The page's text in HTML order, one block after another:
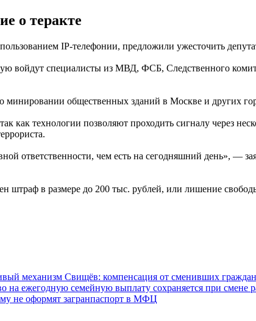
о теракте
IP-телефонии, предложили ужесточить
войдут специалисты из МВД, ФСБ, Следственного
общественных зданий в Москве и других
как технологии позволяют проходить сигналу через
ответственности, чем есть на сегодняшний день», —
штраф в размере до 200 тыс. рублей, или лишение
Свищёв: компенсация от сменивших
на ежегодную семейную выплату сохраняется при смене
не оформят загранпаспорт в МФЦ